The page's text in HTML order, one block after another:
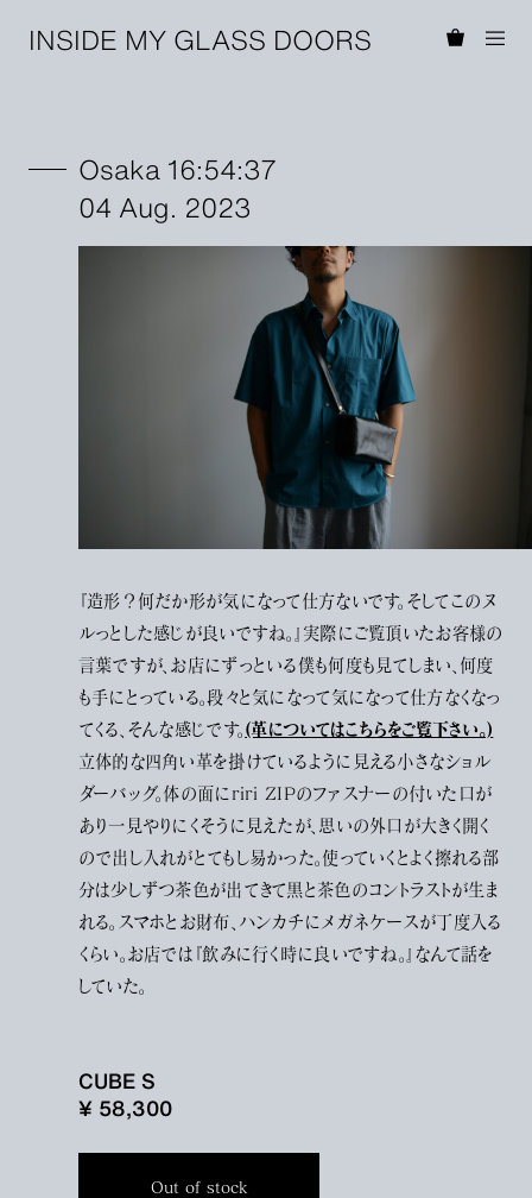
INSIDE MY GLASS DOORS
Osaka 16:54:37
04 Aug. 2023
『造形？何だか形が気になって仕方ないです。そしてこのヌ
ルっとした感じが良いですね。』実際にご覧頂いたお客様の
言葉ですが、お店にずっといる僕も何度も見てしまい、何度
も手にとっている。段々と気になって気になって仕方なくなっ
てくる、そんな感じです。(革についてはこちらをご覧下さい。)
立体的な四角い革を掛けているように見える小さなショル
ダーバッグ。体の面にriri ZIPのファスナーの付いた口が
あり一見やりにくそうに見えたが、思いの外口が大きく開く
ので出し入れがとてもし易かった。使っていくとよく擦れる部
分は少しずつ茶色が出てきて黒と茶色のコントラストが生ま
れる。スマホとお財布、ハンカチにメガネケースが丁度入る
くらい。お店では『飲みに行く時に良いですね。』なんて話を
していた。
CUBE S
¥ 58,300
Out of stock